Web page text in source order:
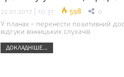
22.01.2017 | 10:31 598 0
У планах – перенести позитивний
відгуки вінницьких слухачів
ДОКЛАДНІШЕ...